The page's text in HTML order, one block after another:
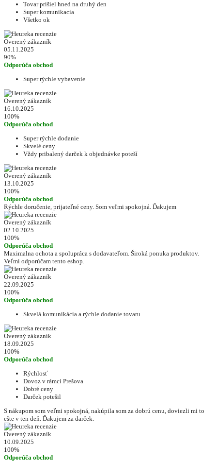
Tovar prišiel hned na druhý den
Super komunikacia
Všetko ok
Overený zákazník
05.11.2025
90%
Odporúča obchod
Super rýchle vybavenie
Overený zákazník
16.10.2025
100%
Odporúča obchod
Super rýchle dodanie
Skvelé ceny
Vždy pribalený darček k objednávke poteší
Overený zákazník
13.10.2025
100%
Odporúča obchod
Rýchle doručenie, prijateľné ceny. Som veľmi spokojná. Ďakujem
Overený zákazník
02.10.2025
100%
Odporúča obchod
Maximalna ochota a spolupráca s dodavateľom. Široká ponuka produktov.
Veľmi odporúčam tento eshop.
Overený zákazník
22.09.2025
100%
Odporúča obchod
Skvelá komunikácia a rýchle dodanie tovaru.
Overený zákazník
18.09.2025
100%
Odporúča obchod
Rýchlosť
Dovoz v rámci Prešova
Dobré ceny
Darček potešil
S nákupom som veľmi spokojná, nakúpila som za dobrú cenu, doviezli mi to
ešte v ten deň. Ďakujem za darček.
Overený zákazník
10.09.2025
100%
Odporúča obchod